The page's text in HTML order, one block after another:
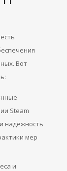
Вот
Steam
надежность
мер
и